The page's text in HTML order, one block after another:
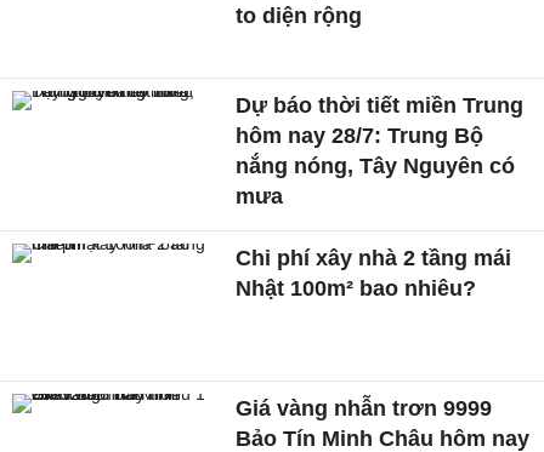
to diện rộng
Dự báo thời tiết miền Trung
hôm nay 28/7: Trung Bộ
nắng nóng, Tây Nguyên có
mưa
Chi phí xây nhà 2 tầng mái
Nhật 100m² bao nhiêu?
Giá vàng nhẫn trơn 9999
Bảo Tín Minh Châu hôm nay